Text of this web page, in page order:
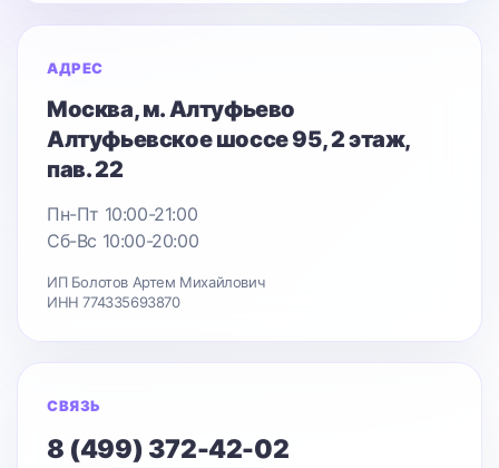
АДРЕС
Москва, м. Алтуфьево
Алтуфьевское шоссе 95, 2 этаж,
пав. 22
Пн-Пт 10:00-21:00
Сб-Вс 10:00-20:00
ИП Болотов Артем Михайлович
ИНН 774335693870
СВЯЗЬ
8 (499) 372-42-02